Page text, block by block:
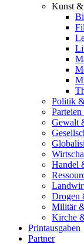
Kunst
Politik
Gewalt
Handel
Drogen
Militär
Kirche
Printausgaben
Partner